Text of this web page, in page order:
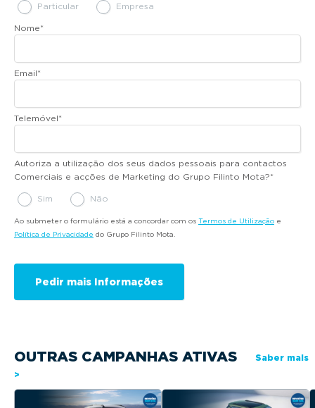
Particular Empresa
Nome*
Email*
Telemóvel*
Autoriza a utilização dos seus dados pessoais para contactos
Comerciais e acções de Marketing do Grupo Filinto Mota?*
Sim Não
Ao submeter o formulário está a concordar com os Termos de Utilização e
Política de Privacidade do Grupo Filinto Mota.
OUTRAS CAMPANHAS ATIVAS
Saber mais
>